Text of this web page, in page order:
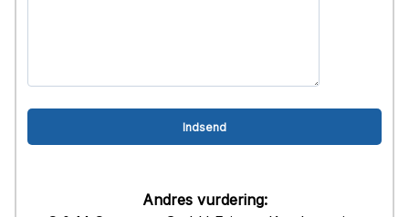
Andres vurdering: